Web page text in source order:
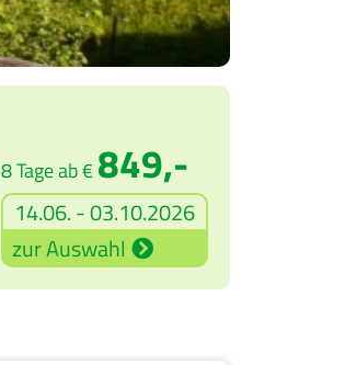
8 Tage ab €849,-
14.06. - 03.10.2026
zur Auswahl